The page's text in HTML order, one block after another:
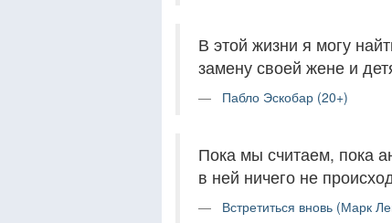
В этой жизни я могу
замену своей жене и
Пабло Эскобар (20+)
Пока мы считаем, пока
в ней ничего не
Встретиться вновь (Марк